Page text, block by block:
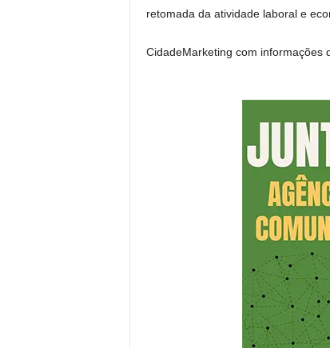
retomada da atividade laboral e
CidadeMarketing com informações